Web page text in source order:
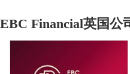
EBC Financial英国公